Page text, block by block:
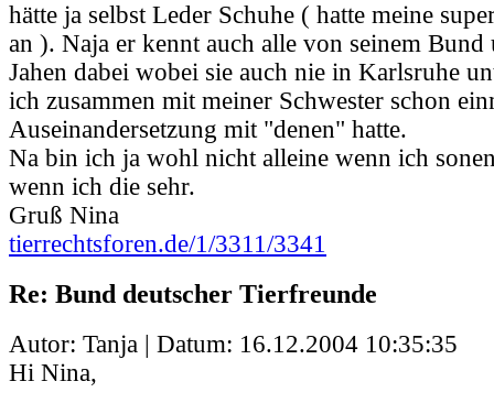
hätte ja selbst Leder Schuhe ( hatte meine
an ). Naja er kennt auch alle von seinem Bund
Jahen dabei wobei sie auch nie in Karlsruhe
ich zusammen mit meiner Schwester schon
Auseinandersetzung mit "denen" hatte.
Na bin ich ja wohl nicht alleine wenn ich
wenn ich die sehr.
Gruß Nina
tierrechtsforen.de/1/3311/3341
Re: Bund deutscher Tierfreunde
Autor: Tanja | Datum: 16.12.2004 10:35:35
Hi Nina,